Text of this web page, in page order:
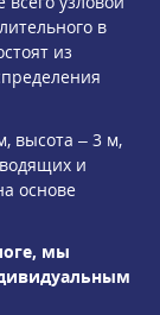
в
из
высота – 3 м,
и
основе
мы